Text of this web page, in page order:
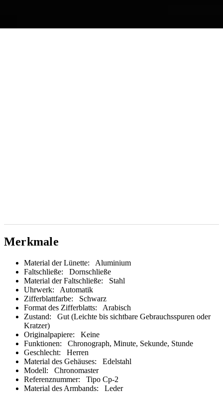
Merkmale
Material der Lünette:
Aluminium
Faltschließe:
Dornschließe
Material der Faltschließe:
Stahl
Uhrwerk:
Automatik
Zifferblattfarbe:
Schwarz
Format des Zifferblatts:
Arabisch
Zustand:
Gut (Leichte bis sichtbare Gebrauchsspuren oder
Kratzer)
Originalpapiere:
Keine
Funktionen:
Chronograph, Minute, Sekunde, Stunde
Geschlecht:
Herren
Material des Gehäuses:
Edelstahl
Modell:
Chronomaster
Referenznummer:
Tipo Cp-2
Material des Armbands:
Leder